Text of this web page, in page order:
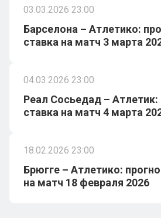
03.03.2026 23:00
Барселона – Атлетико:
ставка на матч 3 марта
04.03.2026 23:00
Реал Сосьедад – Атлетик:
ставка на матч 4 марта
18.02.2026 23:00
Брюгге – Атлетико:
на матч 18 февраля 2026